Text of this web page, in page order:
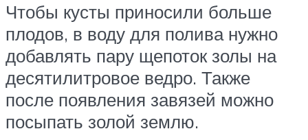
Чтобы кусты приносили больше
плодов, в воду для полива нужно
добавлять пару щепоток золы на
десятилитровое ведро. Также
после появления завязей можно
посыпать золой землю.